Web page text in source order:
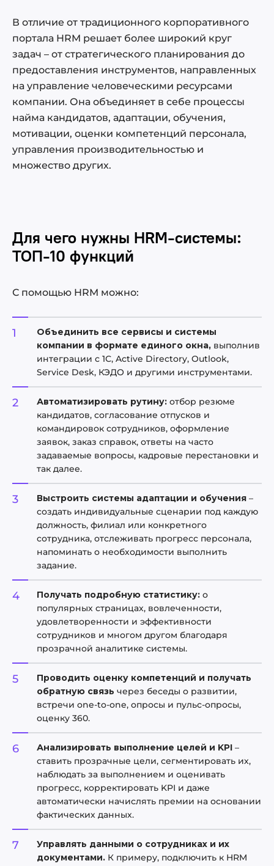
В отличие от традиционного корпоративного
портала HRM решает более широкий круг
задач – от стратегического планирования до
предоставления инструментов, направленных
на управление человеческими ресурсами
компании. Она объединяет в себе процессы
найма кандидатов, адаптации, обучения,
мотивации, оценки компетенций персонала,
управления производительностью и
множество других.
Для чего нужны HRM-системы:
ТОП-10 функций
С помощью HRM можно:
Объединить все сервисы и системы
компании в формате единого окна, выполнив
интеграции с 1С, Active Directory, Outlook,
Service Desk, КЭДО и другими инструментами.
Автоматизировать рутину: отбор резюме
кандидатов, согласование отпусков и
командировок сотрудников, оформление
заявок, заказ справок, ответы на часто
задаваемые вопросы, кадровые перестановки и
так далее.
Выстроить системы адаптации и обучения –
создать индивидуальные сценарии под каждую
должность, филиал или конкретного
сотрудника, отслеживать прогресс персонала,
напоминать о необходимости выполнить
задание.
Получать подробную статистику: о
популярных страницах, вовлеченности,
удовлетворенности и эффективности
сотрудников и многом другом благодаря
прозрачной аналитике системы.
Проводить оценку компетенций и получать
обратную связь через беседы о развитии,
встречи one-to-one, опросы и пульс-опросы,
оценку 360.
Анализировать выполнение целей и KPI –
ставить прозрачные цели, сегментировать их,
наблюдать за выполнением и оценивать
прогресс, корректировать KPI и даже
автоматически начислять премии на основании
фактических данных.
Управлять данными о сотрудниках и их
документами. К примеру, подключить к HRM